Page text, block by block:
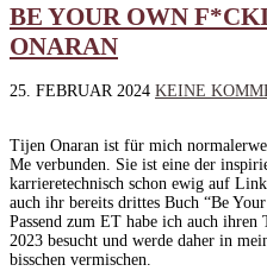
BE YOUR OWN
ONARAN
25. FEBRUAR 2024 KEINE
Tijen Onaran ist für mich
Me verbunden. Sie ist eine der
karrieretechnisch schon ewig auf
auch ihr bereits drittes Buch “Be
Passend zum ET habe ich auch
2023 besucht und werde daher in
bisschen vermischen.